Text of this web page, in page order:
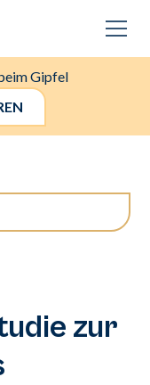
Gipfel
zur